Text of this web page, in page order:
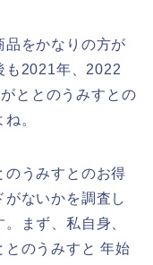
品をかなりの方が
も2021年、2022
ととのうみすとの
。
のうみすとのお得
ないかを調査し
まず、私自身、
とのうみすと 年始